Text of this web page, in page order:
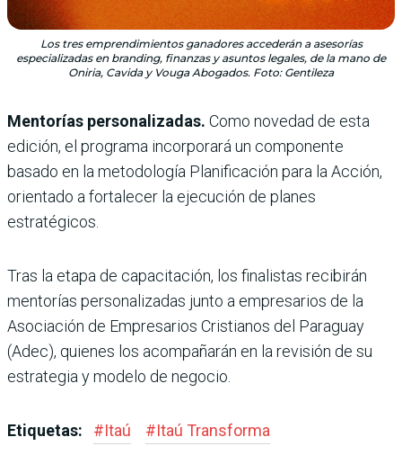
Los tres emprendimientos ganadores accederán a asesorías
especializadas en branding, finanzas y asuntos legales, de la mano de
Oniria, Cavida y Vouga Abogados. Foto: Gentileza
Mentorías personalizadas. Como novedad de esta
edición, el programa incorporará un componente
basado en la metodología Planificación para la Acción,
orientado a fortalecer la ejecución de planes
estratégicos.
Tras la etapa de capacitación, los finalistas recibirán
mentorías personalizadas junto a empresarios de la
Asociación de Empresarios Cristianos del Paraguay
(Adec), quienes los acompañarán en la revisión de su
estrategia y modelo de negocio.
Etiquetas: #Itaú #Itaú Transforma